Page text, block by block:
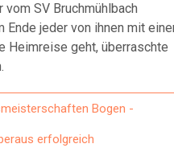
SV Bruchmühlbach
Ende jeder von ihnen mit
Heimreise geht, überraschte
Bogen -
erfolgreich